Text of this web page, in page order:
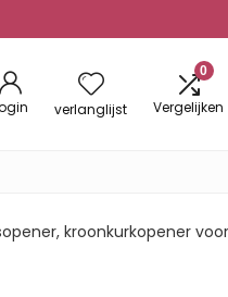
verlanglijst
0
Vergelijken
kroonkurkopener